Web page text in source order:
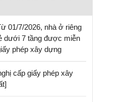
01/7/2026, nhà ở riêng
dưới 7 tầng được miễn
phép xây dựng
cấp giấy phép xây